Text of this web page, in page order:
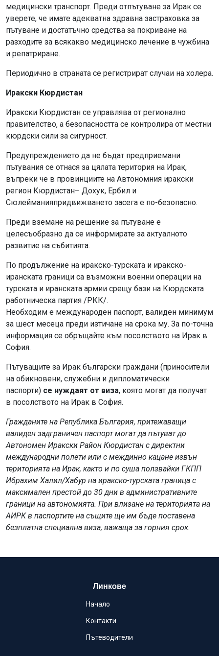
медицински транспорт. Преди отпътуване за Ирак се
уверете, че имате адекватна здравна застраховка за
пътуване и достатъчно средства за покриване на
разходите за всякакво медицинско лечение в чужбина
и репатриране.
Периодично в страната се регистрират случаи на холера.
Иракски Кюрдистан
Иракски Кюрдистан се управлява от регионално
правителство, а безопасността се контролира от местни
кюрдски сили за сигурност.
Предупреждението да не бъдат предприемани
пътувания се отнася за цялата територия на Ирак,
въпреки че в провинциите на Автономния иракски
регион Кюрдистан– Дохук, Ербил и
Сюлейманияпридвижването засега е по-безопасно.
Преди вземане на решение за пътуване е
целесъобразно да се информирате за актуалното
развитие на събитията.
По продължение на иракско-турската и иракско-
иранската граници са възможни военни операции на
турската и иранската армии срещу бази на Кюрдската
работническа партия /РКК/.
Необходим е международен паспорт, валиден минимум
за шест месеца преди изтичане на срока му. За по-точна
информация се обръщайте към посолството на Ирак в
София.
Пътуващите за Ирак български граждани (приносители
на обикновени, служебни и дипломатически
паспорти) се нуждаят от виза, която могат да получат
в посолството на Ирак в София.
Гражданите на Република България, притежаващи
валиден задграничен паспорт могат да пътуват до
Автономен Иракски Район Кюрдистан с директни
международни полети или с междинно кацане извън
територията на Ирак, както и по суша ползвайки ГКПП
Ибрахим Халил/Хабур на иракско-турската граница с
максимален престой до 30 дни в административните
граници на автономията. При влизане на територията на
АИРК в паспортите на същите ще им бъде поставена
безплатна специална виза, важаща за горния срок.
Линкове
Начало
Контакти
Пътеводители